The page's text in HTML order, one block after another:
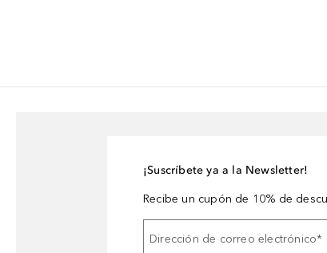
¡Suscríbete ya a la Newsletter!
Recibe un cupón de 10% de
Dirección de correo electrónico*